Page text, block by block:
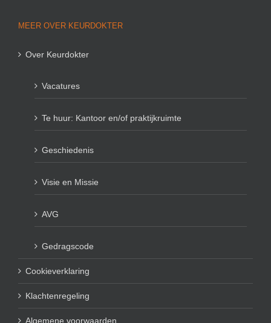
MEER OVER KEURDOKTER
Over Keurdokter
Vacatures
Te huur: Kantoor en/of praktijkruimte
Geschiedenis
Visie en Missie
AVG
Gedragscode
Cookieverklaring
Klachtenregeling
Algemene voorwaarden